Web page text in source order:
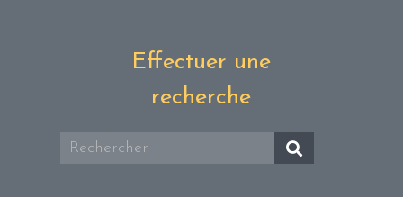
Effectuer une
recherche